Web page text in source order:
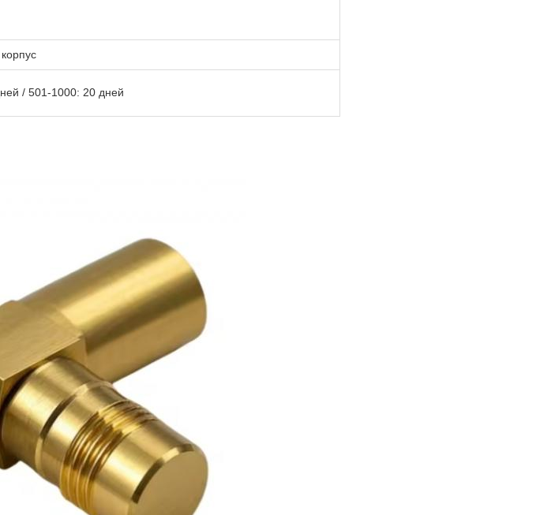
/ 501-1000: 20 дней